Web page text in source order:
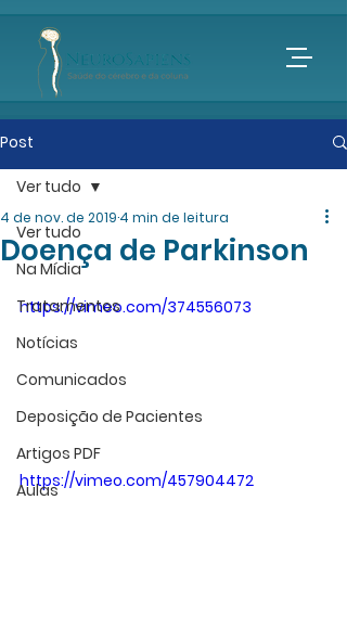
Post
Ver tudo
Na Mídia
Tratamentos
Notícias
Comunicados
Deposição de Pacientes
Artigos PDF
Aulas
Ver tudo
Doença de Parkinson
4 de nov. de 2019 4 min de leitura
https://vimeo.com/374556073
https://vimeo.com/457904472